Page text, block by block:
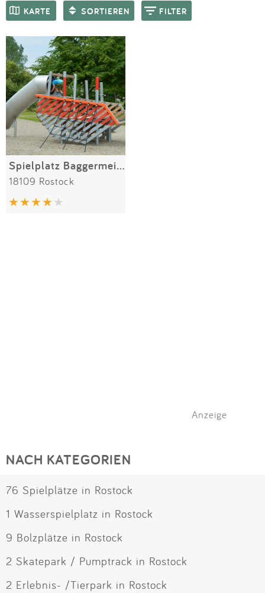
Anmelden
KARTE SORTIEREN FILTER
SPIELGERÄTE
Spielplatz Baggermeisterring
18109 Rostock
Anzeige
NACH KATEGORIEN
76 Spielplätze in Rostock
1 Wasserspielplatz in Rostock
9 Bolzplätze in Rostock
2 Skatepark / Pumptrack in Rostock
2 Erlebnis- /Tierpark in Rostock